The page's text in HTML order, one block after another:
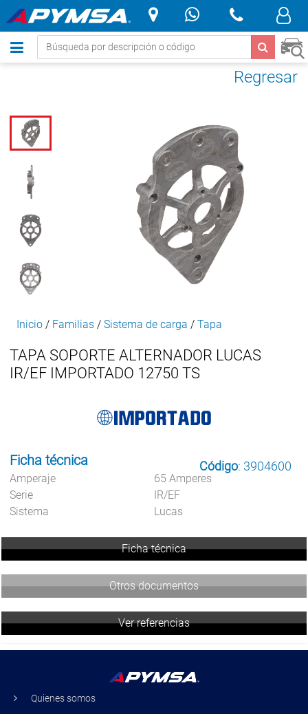
.
Regresar
Inicio / Familias / Sistema de carga / Tapa
TAPA SOPORTE ALTERNADOR LUCAS
IR/EF IMPORTADO 12750 TS
Código: 3904600
Ficha técnica
Amperaje
65 Amperes
Serie
IR/EF
Sistema
Lucas
Ficha técnica
Otros documentos
Ver referencias
Quienes somos